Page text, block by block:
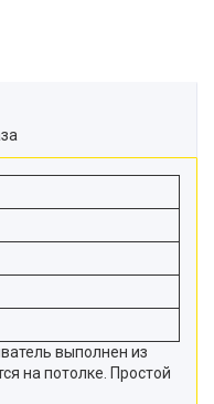
выполнен из
на потолке. Простой